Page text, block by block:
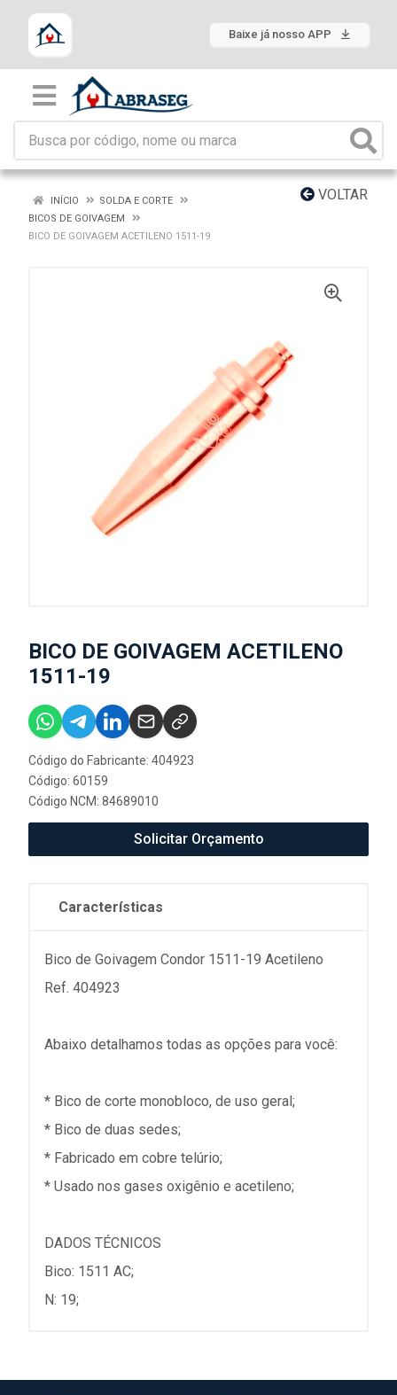
Baixe já nosso APP
VOLTAR
INÍCIO
SOLDA E CORTE
BICOS DE GOIVAGEM
BICO DE GOIVAGEM ACETILENO 1511-19
BICO DE GOIVAGEM ACETILENO
1511-19
Código do Fabricante: 404923
Código: 60159
Código NCM: 84689010
Solicitar Orçamento
Características
Bico de Goivagem Condor 1511-19 Acetileno
Ref. 404923
Abaixo detalhamos todas as opções para você:
* Bico de corte monobloco, de uso geral;
* Bico de duas sedes;
* Fabricado em cobre telúrio;
* Usado nos gases oxigênio e acetileno;
DADOS TÉCNICOS
Bico: 1511 AC;
N: 19;